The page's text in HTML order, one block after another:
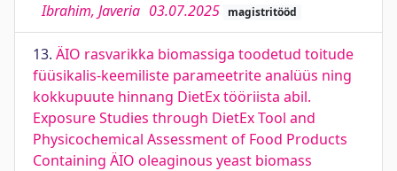
Ibrahim, Javeria 03.07.2025 magistritööd
13. ÄIO rasvarikka biomassiga toodetud toitude
füüsikalis-keemiliste parameetrite analüüs ning
kokkupuute hinnang DietEx tööriista abil.
Exposure Studies through DietEx Tool and
Physicochemical Assessment of Food Products
Containing ÄIO oleaginous yeast biomass